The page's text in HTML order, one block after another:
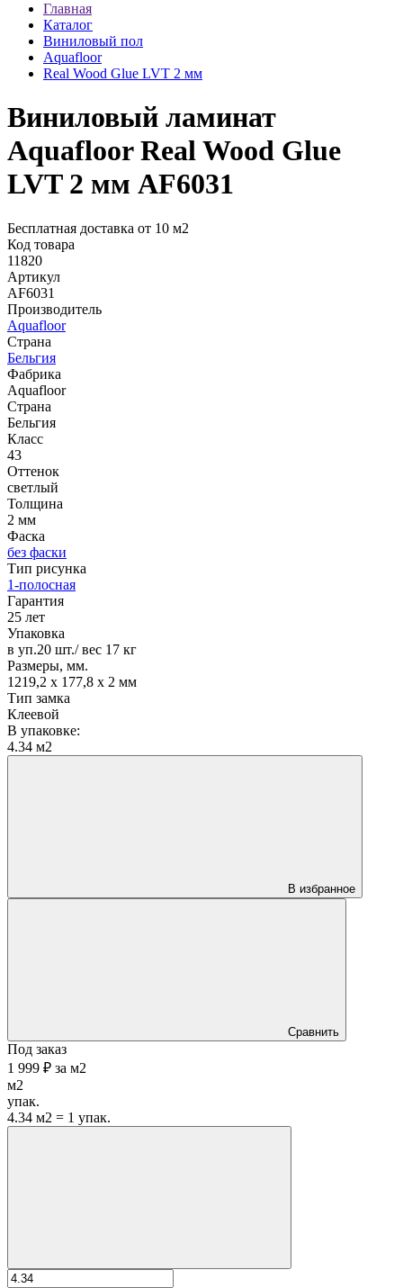
Главная
Каталог
Виниловый пол
Aquafloor
Real Wood Glue LVT 2 мм
Виниловый ламинат
Aquafloor Real Wood Glue
LVT 2 мм AF6031
Бесплатная доставка от 10 м2
Код товара
11820
Артикул
AF6031
Производитель
Aquafloor
Страна
Бельгия
Фабрика
Aquafloor
Страна
Бельгия
Класс
43
Оттенок
светлый
Толщина
2 мм
Фаска
без фаски
Тип рисунка
1-полосная
Гарантия
25 лет
Упаковка
в уп.20 шт./ вес 17 кг
Размеры, мм.
1219,2 х 177,8 х 2 мм
Тип замка
Клеевой
В упаковке:
4.34 м2
В избранное
Сравнить
Под заказ
1 999 ₽ за м2
м2
упак.
4.34 м2 = 1 упак.